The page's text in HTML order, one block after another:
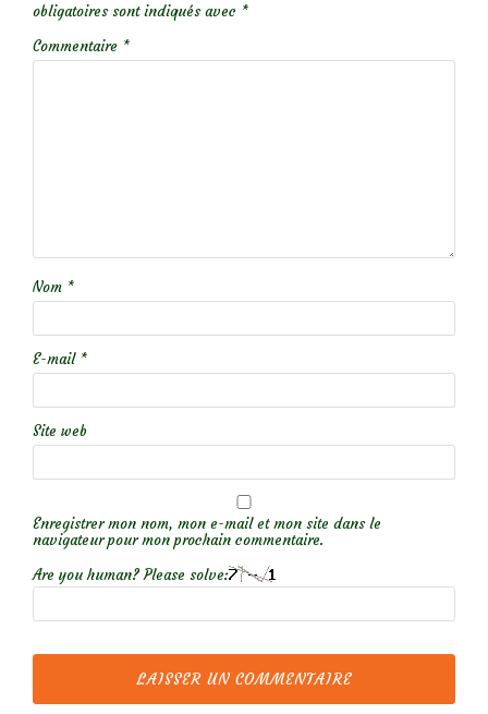
obligatoires sont indiqués avec *
Commentaire *
Nom *
E-mail *
Site web
Enregistrer mon nom, mon e-mail et mon site dans le
navigateur pour mon prochain commentaire.
Are you human? Please solve: